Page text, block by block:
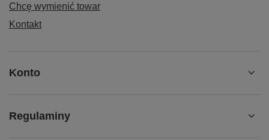
Chcę wymienić towar
Kontakt
Konto
Regulaminy